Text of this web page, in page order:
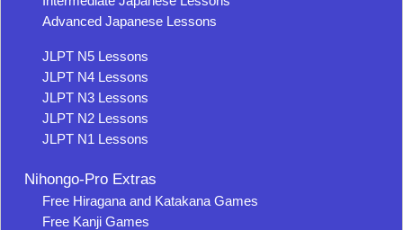
Advanced Japanese Lessons
JLPT N5 Lessons
JLPT N4 Lessons
JLPT N3 Lessons
JLPT N2 Lessons
JLPT N1 Lessons
Nihongo-Pro Extras
Free Hiragana and Katakana Games
Free Kanji Games